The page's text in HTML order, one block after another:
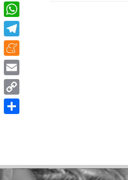
LinkedIn
WhatsApp
Telegram
Meneame
Email
Copy